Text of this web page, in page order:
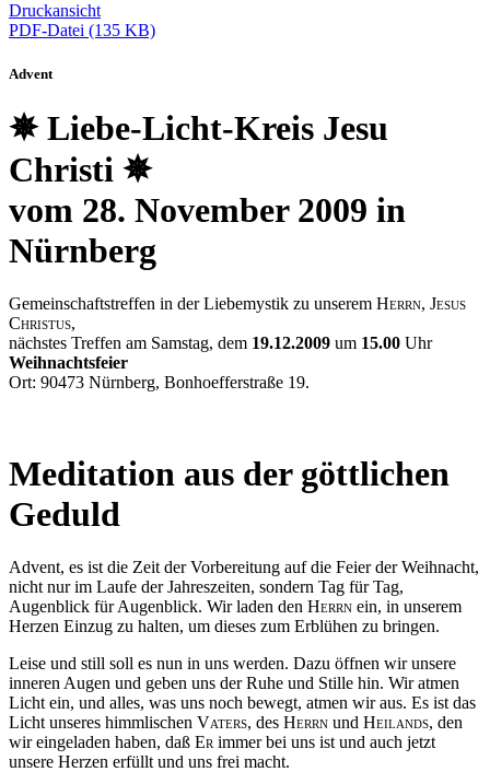
Druckansicht
PDF-Datei (135 KB)
Advent
✵Liebe-Licht-Kreis Jesu
Christi ✵
vom 28. November 2009 in
Nürnberg
Gemeinschaftstreffen in der Liebemystik zu unserem Herrn, Jesus
Christus,
nächstes Treffen am Samstag, dem 19.12.2009 um 15.00 Uhr
Weihnachtsfeier
Ort: 90473 Nürnberg, Bonhoefferstraße 19.
Meditation aus der göttlichen
Geduld
Advent, es ist die Zeit der Vorbereitung auf die Feier der Weihnacht,
nicht nur im Laufe der Jahreszeiten, sondern Tag für Tag,
Augenblick für Augenblick. Wir laden den Herrn ein, in unserem
Herzen Einzug zu halten, um dieses zum Erblühen zu bringen.
Leise und still soll es nun in uns werden. Dazu öffnen wir unsere
inneren Augen und geben uns der Ruhe und Stille hin. Wir atmen
Licht ein, und alles, was uns noch bewegt, atmen wir aus. Es ist das
Licht unseres himmlischen Vaters, des Herrn und Heilands, den
wir eingeladen haben, daß Er immer bei uns ist und auch jetzt
unsere Herzen erfüllt und uns frei macht.